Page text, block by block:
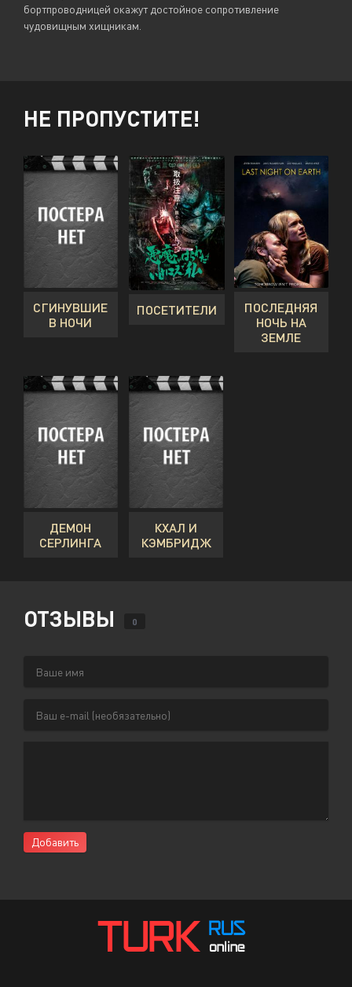
бортпроводницей окажут достойное сопротивление
чудовищным хищникам.
НЕ ПРОПУСТИТЕ!
СГИНУВШИЕ
В НОЧИ
ПОСЕТИТЕЛИ
ПОСЛЕДНЯЯ
НОЧЬ НА
ЗЕМЛЕ
ДЕМОН
СЕРЛИНГА
КХАЛ И
КЭМБРИДЖ
ОТЗЫВЫ 0
Добавить